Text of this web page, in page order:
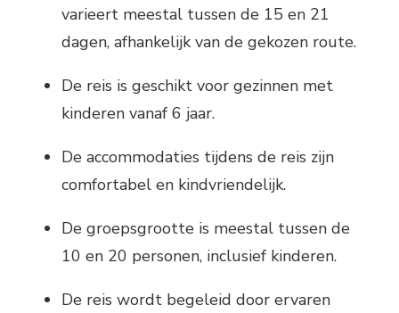
varieert meestal tussen de 15 en 21
dagen, afhankelijk van de gekozen route.
De reis is geschikt voor gezinnen met
kinderen vanaf 6 jaar.
De accommodaties tijdens de reis zijn
comfortabel en kindvriendelijk.
De groepsgrootte is meestal tussen de
10 en 20 personen, inclusief kinderen.
De reis wordt begeleid door ervaren